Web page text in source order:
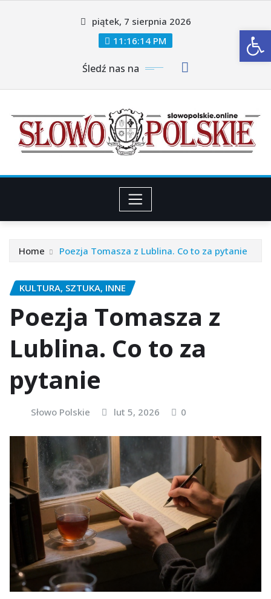
piątek, 7 sierpnia 2026
11:16:16 PM
Śledź nas na
Home Poezja Tomasza z Lublina. Co to za pytanie
KULTURA, SZTUKA, INNE
Poezja Tomasza z
Lublina. Co to za
pytanie
Słowo Polskie lut 5, 2026 0